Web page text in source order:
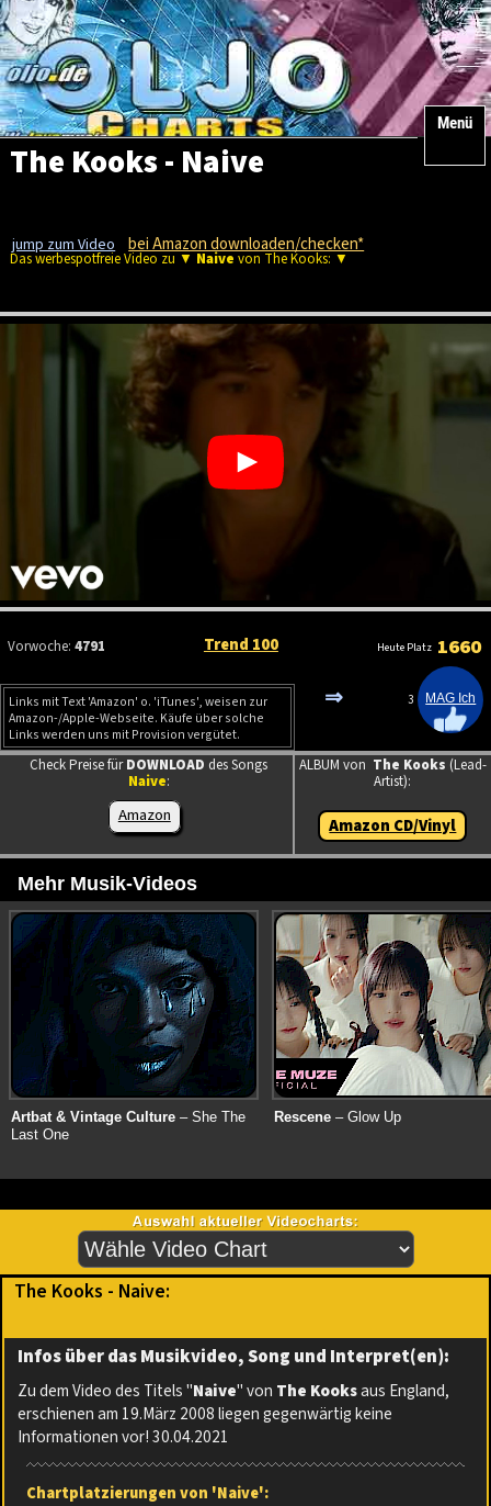
Menü
The Kooks - Naive
jump zum Video bei Amazon downloaden/checken*
Das werbespotfreie Video zu ▼ Naive von The Kooks: ▼
Vorwoche: 4791 Trend 100 Heute Platz 1660
Links mit Text 'Amazon' o. 'iTunes', weisen zur
Amazon-/Apple-Webseite. Käufe über solche
Links werden uns mit Provision vergütet.
⇒ 3
Check Preise fürDOWNLOAD des Songs
Naive:
Amazon
ALBUM von The Kooks (Lead-
Artist):
Amazon CD/Vinyl
Mehr Musik-Videos
Artbat & Vintage Culture – She The
Last One
Rescene – Glow Up
The Kooks - Naive:
Infos über das Musikvideo, Song und Interpret(en):
Zu dem Video des Titels "Naive" von The Kooksaus England,
erschienen am 19.März 2008 liegen gegenwärtig keine
Informationen vor! 30.04.2021
Chartplatzierungen von 'Naive':